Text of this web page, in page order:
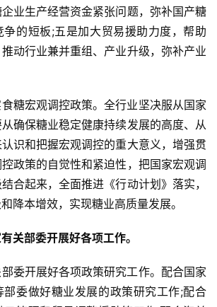
业生产经营资金紧张问题，弥补国产糖
争的短板;五是加大贸易援助力度，帮助
动行业兼并重组、产业升级，弥补产业
糖宏观调控政策。全行业坚决服从国家
确保糖业稳定健康持续发展的高度、从
识和把握宏观调控的重大意义，增强贯
政策的自觉性和紧迫性，把国家宏观调
合起来，全面推进《行动计划》落实，
降本增效，实现糖业高质量发展。
关部委开展好各项工作。
委开展好各项政策研究工作。配合国家
委做好糖业发展的政策研究工作;配合